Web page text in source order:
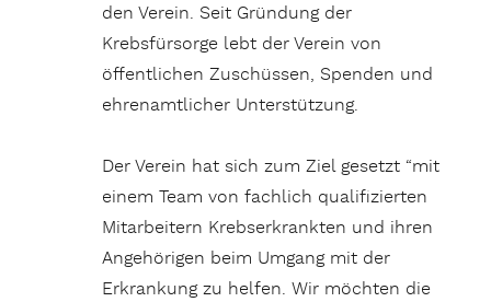
den Verein. Seit Gründung der
Krebsfürsorge lebt der Verein von
öffentlichen Zuschüssen, Spenden und
ehrenamtlicher Unterstützung.
Der Verein hat sich zum Ziel gesetzt “mit
einem Team von fachlich qualifizierten
Mitarbeitern Krebserkrankten und ihren
Angehörigen beim Umgang mit der
Erkrankung zu helfen. Wir möchten die